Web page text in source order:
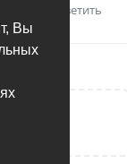
Вы
Ответить